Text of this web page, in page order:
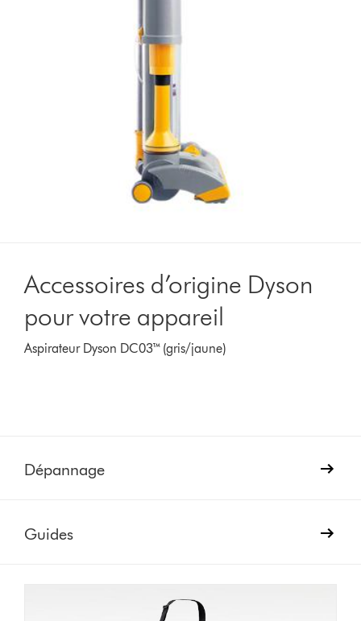
Accessoires d’origine Dyson
pour votre appareil
Aspirateur Dyson DC03™ (gris/jaune)
Dépannage
Guides